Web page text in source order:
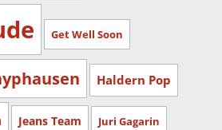
Get Well Soon
Haldern Pop
Jeans Team Juri Gagarin